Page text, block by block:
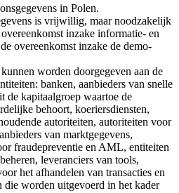
in Polen.
is vrijwillig, maar noodzakelijk
inzake informatie- en
overeenkomst inzake de demo-
worden doorgegeven aan de
banken, aanbieders van snelle
de kapitaalgroep waartoe de
behoort, koeriersdiensten,
autoriteiten, autoriteiten voor
van marktgegevens,
fraudepreventie en AML, entiteiten
leveranciers van tools,
het afhandelen van transacties en
die worden uitgevoerd in het kader